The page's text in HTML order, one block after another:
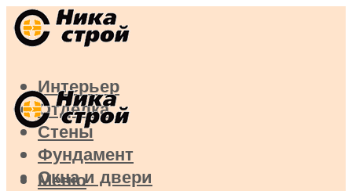
Интерьер
Отделка
Стены
Фундамент
Окна и двери
Меню